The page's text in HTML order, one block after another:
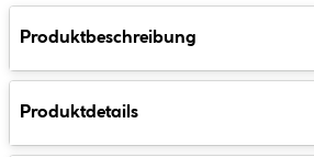
Produktbeschreibung
Produktdetails